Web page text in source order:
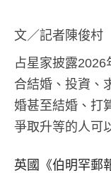
文／記者陳俊村
占星家披露
合結婚、投資、
婚甚至結婚、打
爭取升等的人可
英國《伯明罕郵